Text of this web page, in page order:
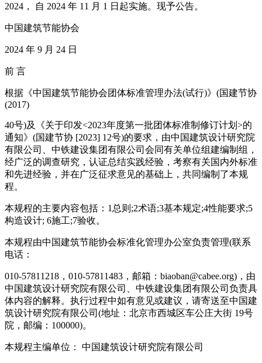
2024， 自 2024 年 11 月 1 日起实施。现予公告。
中国建筑节能协会
2024 年 9 月 24 日
前 言
根据《中国建筑节能协会团体标准管理办法(试行)》(国建节协
(2017)
40号)及《关于印发<2023年度第一批团体标准制修订计划>的
通知》(国建节协 [2023] 12号)的要求，由中国建筑设计研究院
有限公司、中铁建设集团有限公司会同有关单位组建编制组，
经广泛的调查研究，认证总结实践经验，考察有关国内外标准
和先进经验，并在广泛征求意见的基础上，共同编制了本规
程。
本规程的主要内容包括：1总则;2术语;3基本规定;4性能要求;5
构造设计; 6施工;7验收。
本规程由中国建筑节能协会标准化管理办公室负责管理(联系
电话：
010-57811218，010-57811483，邮箱：biaoban@cabee.org)，由
中国建筑设计研究院有限公司、中铁建设集团有限公司负责具
体内容的解释。执行过程中如有意见或建议，请寄送至中国建
筑设计研究院有限公司(地址：北京市西城区车公庄大街 19号
院，邮编：100000)。
本规程主编单位： 中国建筑设计研究院有限公司